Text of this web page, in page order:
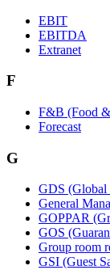
EBIT
EBITDA
Extranet
F
F&B (Food
Forecast
G
GDS (Global
General
GOPPAR
GOS
Group room
GSI (Guest